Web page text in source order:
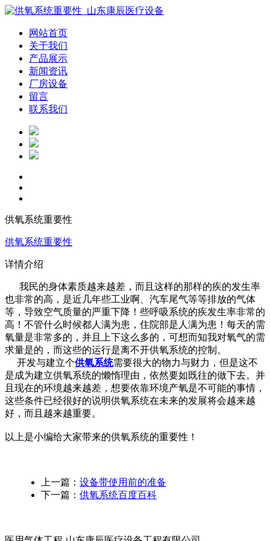
网站首页
关于我们
产品展示
新闻资讯
厂房设备
留言
联系我们
供氧系统重要性
供氧系统重要性
详情介绍
我民的身体素质越来越差，而且这样的那样的疾的发生率
也非常的高，是近几年些工业啊、汽车尾气等等排放的气体
等，导致空气质量的严重下降！些呼吸系统的疾发生率非常的
高！不管什么时候都人满为患，住院部是人满为患！每天的需
氧量是非常多的，并且上下这么多的，可想而知我对氧气的需
求量是的，而这些的运行是离不开供氧系统的控制。
开发与建立个供氧系统需要很大的物力与财力，但是这不
是成为建立供氧系统的懒惰理由，依然要如既往的做下去。并
且现在的环境越来越差，想要依靠环境产氧是不可能的事情，
这些条件已经很好的说明供氧系统在未来的发展将会越来越
好，而且越来越重要。
以上是小编给大家带来的供氧系统的重要性！
上一篇： 设备带使用前的准备
下一篇： 供氧系统百度百科